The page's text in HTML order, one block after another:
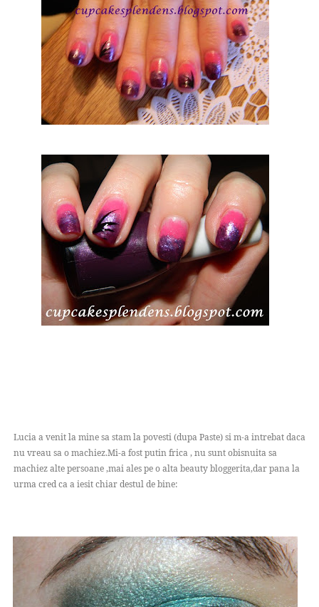
Lucia a venit la mine sa stam la povesti (dupa Paste) si m-a intrebat daca
nu vreau sa o machiez.Mi-a fost putin frica , nu sunt obisnuita sa
machiez alte persoane ,mai ales pe o alta beauty bloggerita,dar pana la
urma cred ca a iesit chiar destul de bine: